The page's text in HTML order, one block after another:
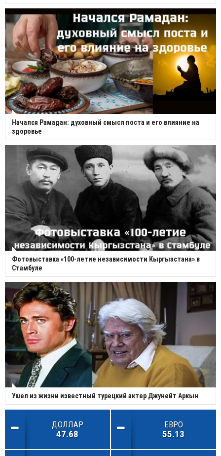
Начался Рамадан: духовный смысл поста и его влияние на
здоровье
Фотовыставка «100-летие независимости Кыргызстана» в
Стамбуле
Ушел из жизни известный турецкий актер Джунейт Аркын
ДОЛЛАР
47.68
ЕВРО
55.13